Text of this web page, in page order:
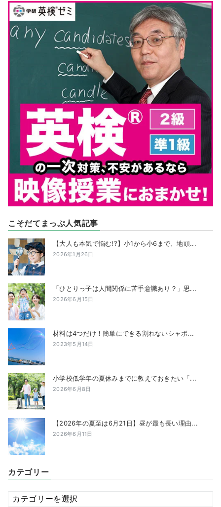
こそだてまっぷ人気記事
【大人も本気で悩む!?】小1から小6まで、地頭...
2026年1月26日
「ひとりっ子は人間関係に苦手意識あり？」思...
2026年6月15日
材料は4つだけ！簡単にできる割れないシャボ...
2023年5月14日
小学校低学年の夏休みまでに教えておきたい「...
2026年6月8日
【2026年の夏至は6月21日】昼が最も長い理由...
2026年6月11日
カテゴリー
カ
テ